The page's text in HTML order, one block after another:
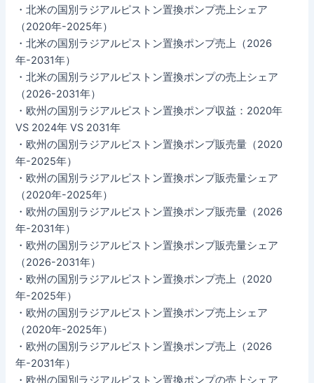
・北米の国別ラジアルピストン置換ポンプ売上シェア
（2020年-2025年）
・北米の国別ラジアルピストン置換ポンプ売上（2026
年-2031年）
・北米の国別ラジアルピストン置換ポンプの売上シェア
（2026-2031年）
・欧州の国別ラジアルピストン置換ポンプ収益：2020年
VS 2024年 VS 2031年
・欧州の国別ラジアルピストン置換ポンプ販売量（2020
年-2025年）
・欧州の国別ラジアルピストン置換ポンプ販売量シェア
（2020年-2025年）
・欧州の国別ラジアルピストン置換ポンプ販売量（2026
年-2031年）
・欧州の国別ラジアルピストン置換ポンプ販売量シェア
（2026-2031年）
・欧州の国別ラジアルピストン置換ポンプ売上（2020
年-2025年）
・欧州の国別ラジアルピストン置換ポンプ売上シェア
（2020年-2025年）
・欧州の国別ラジアルピストン置換ポンプ売上（2026
年-2031年）
・欧州の国別ラジアルピストン置換ポンプの売上シェア